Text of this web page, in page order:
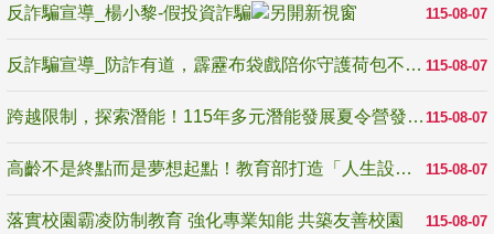
115-08-07
反詐騙宣導_楊小黎-假投資詐騙
115-08-07
反詐騙宣導_防詐有道，霹靂布袋戲陪你守護荷包不受騙
115-08-07
跨越限制，探索潛能！115年多元潛能發展夏令營發掘生命無限可能
115-08-07
高齡不是終點而是夢想起點！教育部打造「人生設計夢工場」 參展第3屆高齡健康產業博覽會
115-08-07
落實校園霸凌防制教育 強化專業知能 共築友善校園